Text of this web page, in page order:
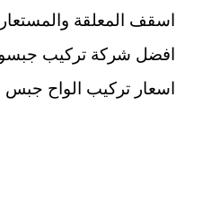
اسقف المعلقة
افضل شركة تركيب
اسعار تركيب الواح جبس